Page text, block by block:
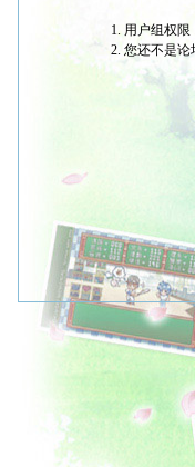
用户组权
您还不是论